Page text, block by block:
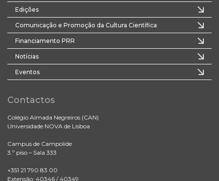
Edições
Comunicação e Promoção da Cultura Científica
Financiamento PRR
Notícias
Eventos
Contactos
Colégio Almada Negreiros (CAN)
Universidade NOVA de Lisboa
Campus de Campolide
3.º piso – Sala 333
+351 21 790 83 00
Extensão: 40346 / 40349